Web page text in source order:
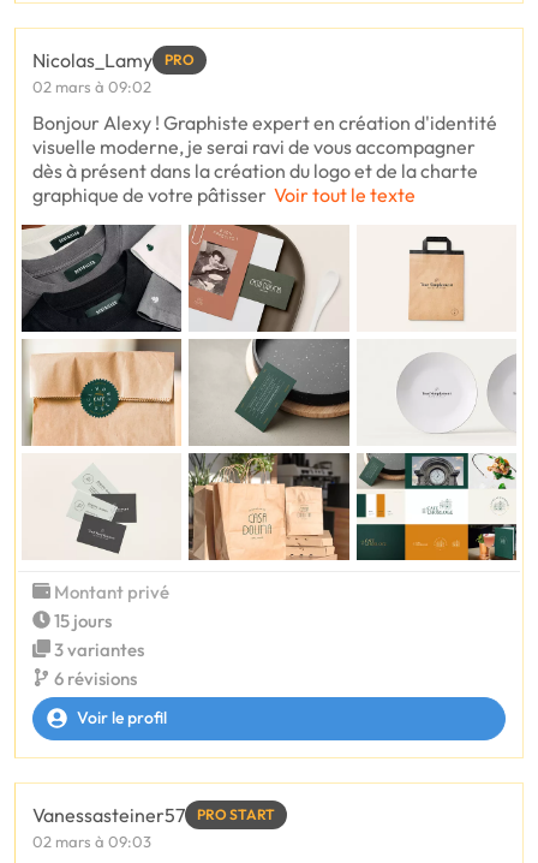
Nicolas_Lamy PRO
02 mars à 09:02
Bonjour Alexy ! Graphiste expert en création d'identité
visuelle moderne, je serai ravi de vous accompagner
dès à présent dans la création du logo et de la charte
graphique de votre pâtisser Voir tout le texte
Montant privé
15 jours
3 variantes
6 révisions
Voir le profil
Vanessasteiner57 PRO START
02 mars à 09:03